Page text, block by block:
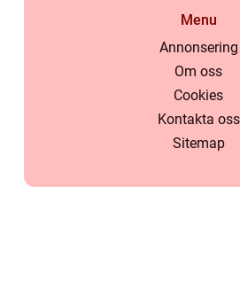
Menu
Annonsering
Om oss
Cookies
Kontakta oss
Sitemap